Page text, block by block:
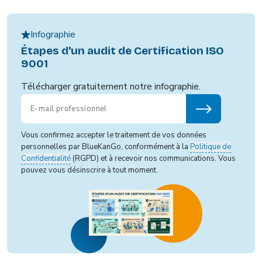
Infographie
Étapes d'un audit de Certification ISO
9001
Télécharger gratuitement notre infographie.
Vous confirmez accepter le traitement de vos données
personnelles par BlueKanGo, conformément à la Politique de
Confidentialité (RGPD) et à recevoir nos communications. Vous
pouvez vous désinscrire à tout moment.